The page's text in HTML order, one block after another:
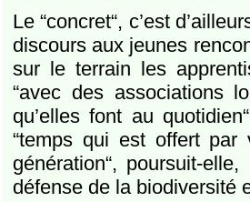
Le “concret“, c’est
discours aux jeunes
sur le terrain les
“avec des associations
qu’elles font au
“temps qui est offert par
génération“, poursuit-
défense de la biodiversité